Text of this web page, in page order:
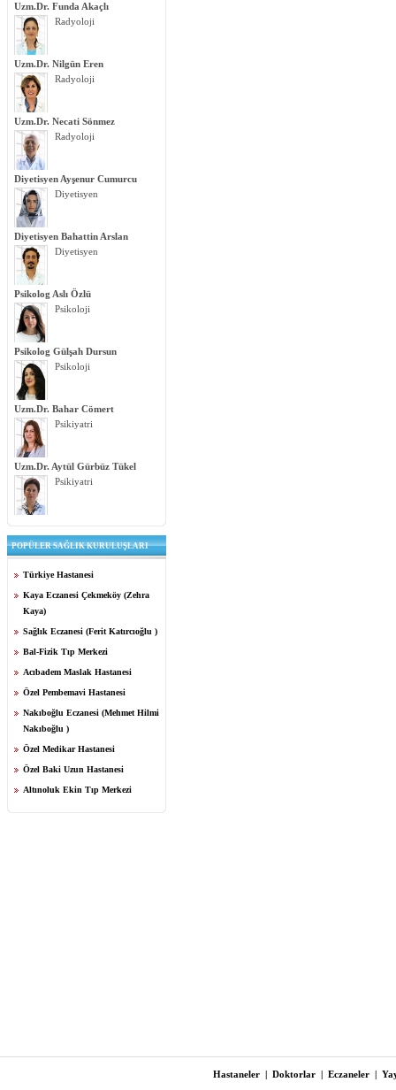
Uzm.Dr. Funda Akaçlı
Radyoloji
Uzm.Dr. Nilgün Eren
Radyoloji
Uzm.Dr. Necati Sönmez
Radyoloji
Diyetisyen Ayşenur Cumurcu
Diyetisyen
Diyetisyen Bahattin Arslan
Diyetisyen
Psikolog Aslı Özlü
Psikoloji
Psikolog Gülşah Dursun
Psikoloji
Uzm.Dr. Bahar Cömert
Psikiyatri
Uzm.Dr. Aytül Gürbüz Tükel
Psikiyatri
POPÜLER SAĞLIK KURULUŞLARI
Türkiye Hastanesi
Kaya Eczanesi Çekmeköy (Zehra
Kaya)
Sağlık Eczanesi (Ferit Katırcıoğlu )
Bal-Fizik Tıp Merkezi
Acıbadem Maslak Hastanesi
Özel Pembemavi Hastanesi
Nakıboğlu Eczanesi (Mehmet Hilmi
Nakıboğlu )
Özel Medikar Hastanesi
Özel Baki Uzun Hastanesi
Altınoluk Ekin Tıp Merkezi
Hastaneler | Doktorlar | Eczaneler |